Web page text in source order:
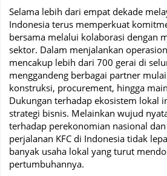
Selama lebih dari empat dekade
Indonesia terus memperkuat
bersama melalui kolaborasi dengan
sektor. Dalam menjalankan
mencakup lebih dari 700 gerai di
menggandeng berbagai partner
konstruksi, procurement, hingga
Dukungan terhadap ekosistem lokal
strategi bisnis. Melainkan wujud
terhadap perekonomian nasional
perjalanan KFC di Indonesia tidak
banyak usaha lokal yang turut
pertumbuhannya.